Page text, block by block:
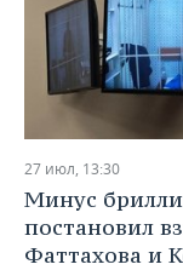
27 июл, 13:30
Минус
постановил
Фаттахова и